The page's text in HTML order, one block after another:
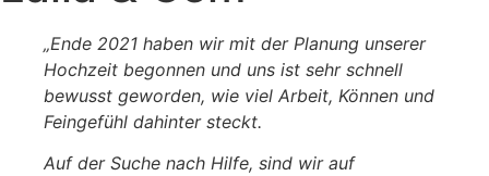
„Ende 2021 haben wir mit der Planung unserer
Hochzeit begonnen und uns ist sehr schnell
bewusst geworden, wie viel Arbeit, Können und
Feingefühl dahinter steckt.
Auf der Suche nach Hilfe, sind wir auf